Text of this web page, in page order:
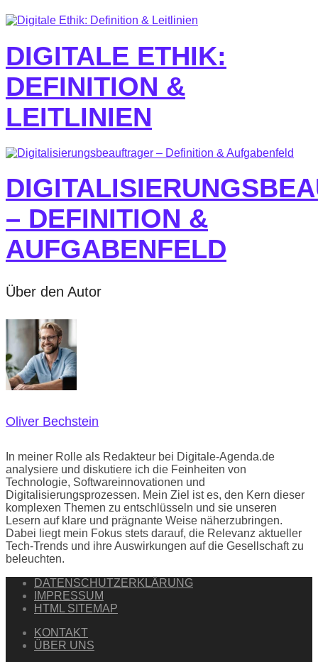
DIGITALE ETHIK:
DEFINITION &
LEITLINIEN
– DEFINITION &
AUFGABENFELD
Über den Autor
Oliver Bechstein
In meiner Rolle als Redakteur bei Digitale-Agenda.de
analysiere und diskutiere ich die Feinheiten von
Technologie, Softwareinnovationen und
Digitalisierungsprozessen. Mein Ziel ist es, den Kern dieser
komplexen Themen zu entschlüsseln und sie unseren
Lesern auf klare und prägnante Weise näherzubringen.
Dabei liegt mein Fokus stets darauf, die Relevanz aktueller
Tech-Trends und ihre Auswirkungen auf die Gesellschaft zu
beleuchten.
DATENSCHUTZERKLÄRUNG
IMPRESSUM
HTML SITEMAP
KONTAKT
ÜBER UNS